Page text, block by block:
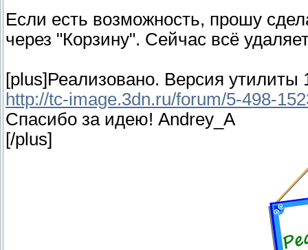
Если есть возможность, прошу
через "Корзину". Сейчас всё
[plus]Реализовано. Версия утилиты
http://tc-image.3dn.ru/forum/5-498-
Спасибо за идею! Andrey_A
[/plus]